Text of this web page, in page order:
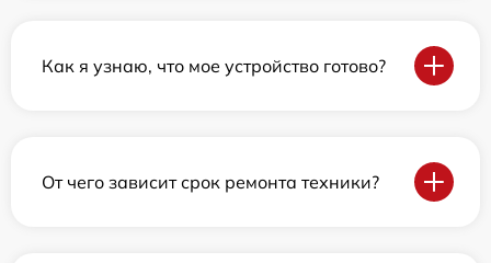
Как я узнаю, что мое устройство готово?
От чего зависит срок ремонта техники?